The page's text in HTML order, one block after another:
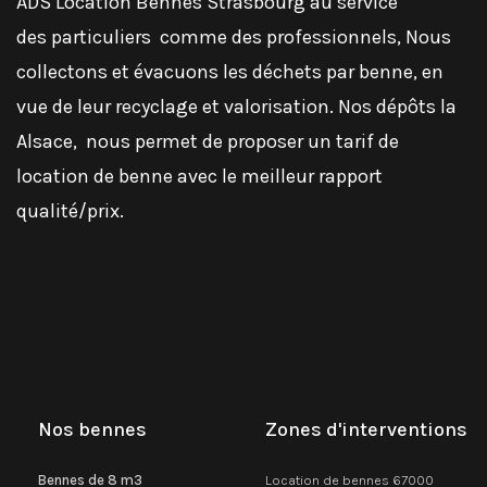
des particuliers comme des professionnels, Nous
collectons et évacuons les déchets par benne, en
vue de leur recyclage et valorisation. Nos dépôts la
Alsace, nous permet de proposer un tarif de
location de benne avec le meilleur rapport
qualité/prix.
Nos bennes
Bennes de 8 m3
Zones d'interventions
Location de bennes 67000